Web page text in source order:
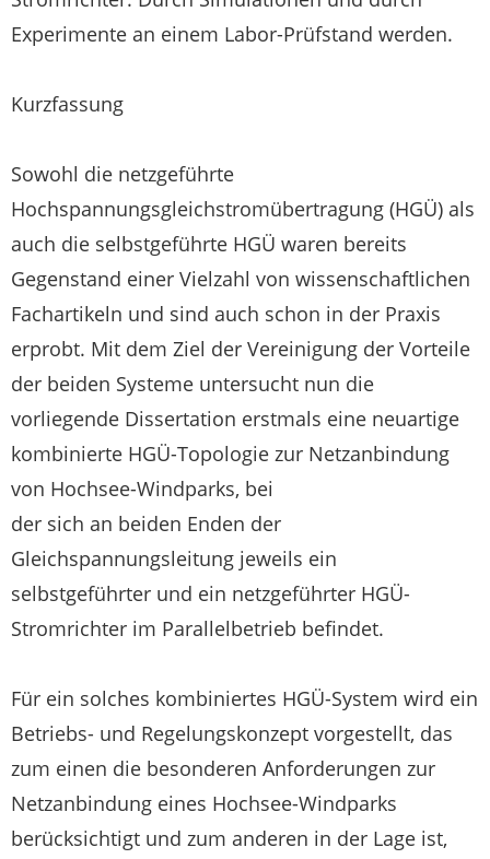
Experimente an einem Labor-Prüfstand werden.
Kurzfassung
Sowohl die netzgeführte
Hochspannungsgleichstromübertragung (HGÜ) als
auch die selbstgeführte HGÜ waren bereits
Gegenstand einer Vielzahl von wissenschaftlichen
Fachartikeln und sind auch schon in der Praxis
erprobt. Mit dem Ziel der Vereinigung der Vorteile
der beiden Systeme untersucht nun die
vorliegende Dissertation erstmals eine neuartige
kombinierte HGÜ-Topologie zur Netzanbindung
von Hochsee-Windparks, bei
der sich an beiden Enden der
Gleichspannungsleitung jeweils ein
selbstgeführter und ein netzgeführter HGÜ-
Stromrichter im Parallelbetrieb befindet.
Für ein solches kombiniertes HGÜ-System wird ein
Betriebs- und Regelungskonzept vorgestellt, das
zum einen die besonderen Anforderungen zur
Netzanbindung eines Hochsee-Windparks
berücksichtigt und zum anderen in der Lage ist,